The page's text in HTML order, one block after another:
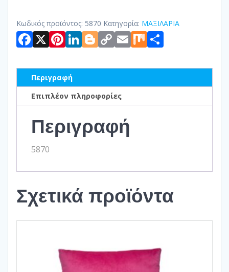
OUTDOOR
ποσότητα
Κωδικός προϊόντος: 5870 Κατηγορία: ΜΑΞΙΛΑΡΙΑ
Facebook
X Pinterest
LinkedIn
Blogger
Copy
Link
Email
Mix
Περιγραφή
Επιπλέον πληροφορίες
Περιγραφή
5870
Σχετικά προϊόντα